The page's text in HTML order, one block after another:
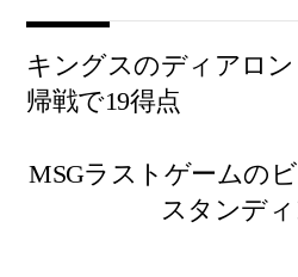
キングスのディアロ
帰戦で19得点
MSGラストゲームの
スタンデ